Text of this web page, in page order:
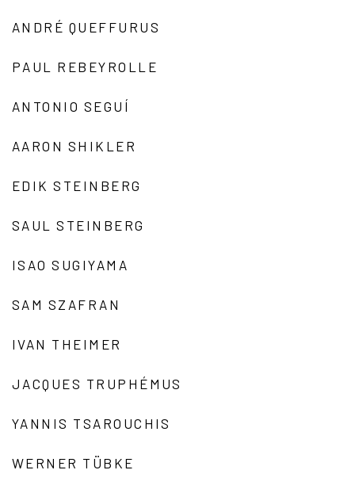
ANDRÉ QUEFFURUS
PAUL REBEYROLLE
ANTONIO SEGUÍ
AARON SHIKLER
EDIK STEINBERG
SAUL STEINBERG
ISAO SUGIYAMA
SAM SZAFRAN
IVAN THEIMER
JACQUES TRUPHÉMUS
YANNIS TSAROUCHIS
WERNER TÜBKE